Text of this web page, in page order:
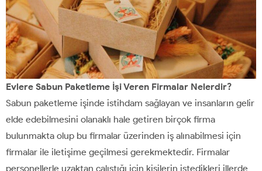
Evlere Sabun Paketleme İşi Veren Firmalar Nelerdir?
Sabun paketleme işinde istihdam sağlayan ve insanların gelir
elde edebilmesini olanaklı hale getiren birçok firma
bulunmakta olup bu firmalar üzerinden iş alınabilmesi için
firmalar ile iletişime geçilmesi gerekmektedir. Firmalar
personellerle uzaktan çalıştığı için kişilerin istedikleri illerde